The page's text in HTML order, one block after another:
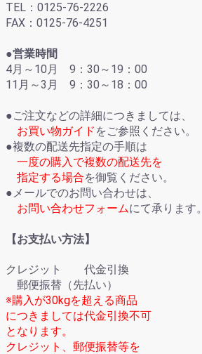
TEL：0125-76-2226
FAX：0125-76-4251
●営業時間
4月～10月 9：30～19：00
11月～3月 9：30～18：00
●ご注文などの詳細につきましては、
お買い物ガイド をご参照ください。
●複数の配送先指定の手順は
一度の購入で複数の配送先を
指定する場合を御覧ください。
●メールでのお問い合わせは、
お問い合わせフォームにて承ります。
【お支払い方法】
クレジット 代金引換
郵便振替（先払い）
※購入が30kgを超える商品
につきましては代金引換不可
となります。
クレジット、郵便振替等を